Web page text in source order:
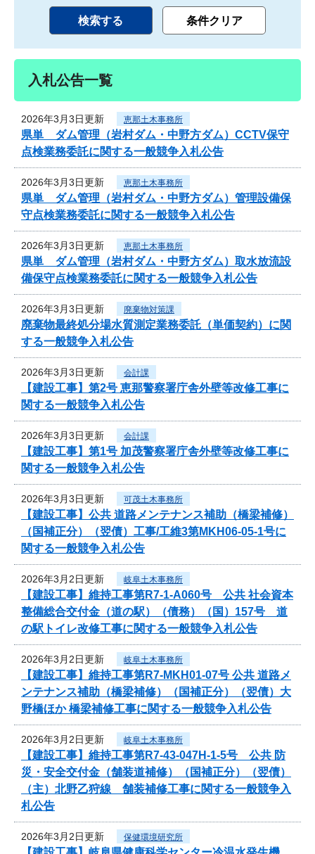
入札公告一覧
2026年3月3日更新 恵那土木事務所
県単 ダム管理（岩村ダム・中野方ダム）CCTV保守
点検業務委託に関する一般競争入札公告
2026年3月3日更新 恵那土木事務所
県単 ダム管理（岩村ダム・中野方ダム）管理設備保
守点検業務委託に関する一般競争入札公告
2026年3月3日更新 恵那土木事務所
県単 ダム管理（岩村ダム・中野方ダム）取水放流設
備保守点検業務委託に関する一般競争入札公告
2026年3月3日更新 廃棄物対策課
廃棄物最終処分場水質測定業務委託（単価契約）に関
する一般競争入札公告
2026年3月3日更新 会計課
【建設工事】第2号 恵那警察署庁舎外壁等改修工事に
関する一般競争入札公告
2026年3月3日更新 会計課
【建設工事】第1号 加茂警察署庁舎外壁等改修工事に
関する一般競争入札公告
2026年3月3日更新 可茂土木事務所
【建設工事】公共 道路メンテナンス補助（橋梁補修）
（国補正分）（翌債）工事/工維3第MKH06-05-1号に
関する一般競争入札公告
2026年3月2日更新 岐阜土木事務所
【建設工事】維持工事第R7-1-A060号 公共 社会資本
整備総合交付金（道の駅）（債務）（国）157号 道
の駅トイレ改修工事に関する一般競争入札公告
2026年3月2日更新 岐阜土木事務所
【建設工事】維持工事第R7-MKH01-07号 公共 道路メ
ンテナンス補助（橋梁補修）（国補正分）（翌債）大
野橋ほか 橋梁補修工事に関する一般競争入札公告
2026年3月2日更新 岐阜土木事務所
【建設工事】維持工事第R7-43-047H-1-5号 公共 防
災・安全交付金（舗装道補修）（国補正分）（翌債）
（主）北野乙狩線 舗装補修工事に関する一般競争入
札公告
2026年3月2日更新 保健環境研究所